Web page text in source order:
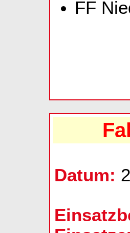
FF
Datum: